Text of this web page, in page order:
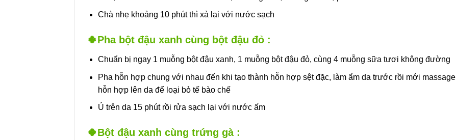
Chà nhẹ khoảng 10 phút thì xả lại với nước sạch
🍀Pha bột đậu xanh cùng bột đậu đỏ :
Chuẩn bị ngay 1 muỗng bột đậu xanh, 1 muỗng bột đậu đỏ, cùng 4 muỗng sữa tươi không đường
Pha hỗn hợp chung với nhau đến khi tạo thành hỗn hợp sệt đặc, làm ẩm da trước rồi mới massage
hỗn hợp lên da để loại bỏ tế bào chế
Ủ trên da 15 phút rồi rửa sạch lại với nước ấm
🍀Bột đậu xanh cùng trứng gà :